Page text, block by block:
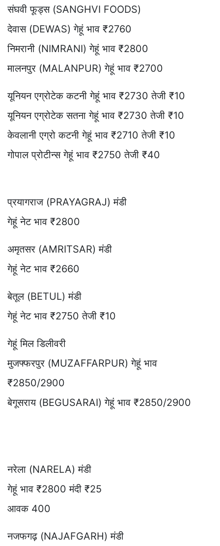
संघवी फूड्स (SANGHVI FOODS)
देवास (DEWAS) गेहूं भाव ₹2760
निमरानी (NIMRANI) गेहूं भाव ₹2800
मालनपुर (MALANPUR) गेहूं भाव ₹2700
यूनियन एग्रोटेक कटनी गेहूं भाव ₹2730 तेजी ₹10
यूनियन एग्रोटेक सतना गेहूं भाव ₹2730 तेजी ₹10
केवलानी एग्रो कटनी गेहूं भाव ₹2710 तेजी ₹10
गोपाल प्रोटीन्स गेहूं भाव ₹2750 तेजी ₹40
प्रयागराज (PRAYAGRAJ) मंडी
गेहूं नेट भाव ₹2800
अमृतसर (AMRITSAR) मंडी
गेहूं नेट भाव ₹2660
बेतूल (BETUL) मंडी
गेहूं नेट भाव ₹2750 तेजी ₹10
गेहूं मिल डिलीवरी
मुजफ्फरपुर (MUZAFFARPUR) गेहूं भाव
₹2850/2900
बेगूसराय (BEGUSARAI) गेहूं भाव ₹2850/2900
नरेला (NARELA) मंडी
गेहूं भाव ₹2800 मंदी ₹25
आवक 400
नजफगढ़ (NAJAFGARH) मंडी